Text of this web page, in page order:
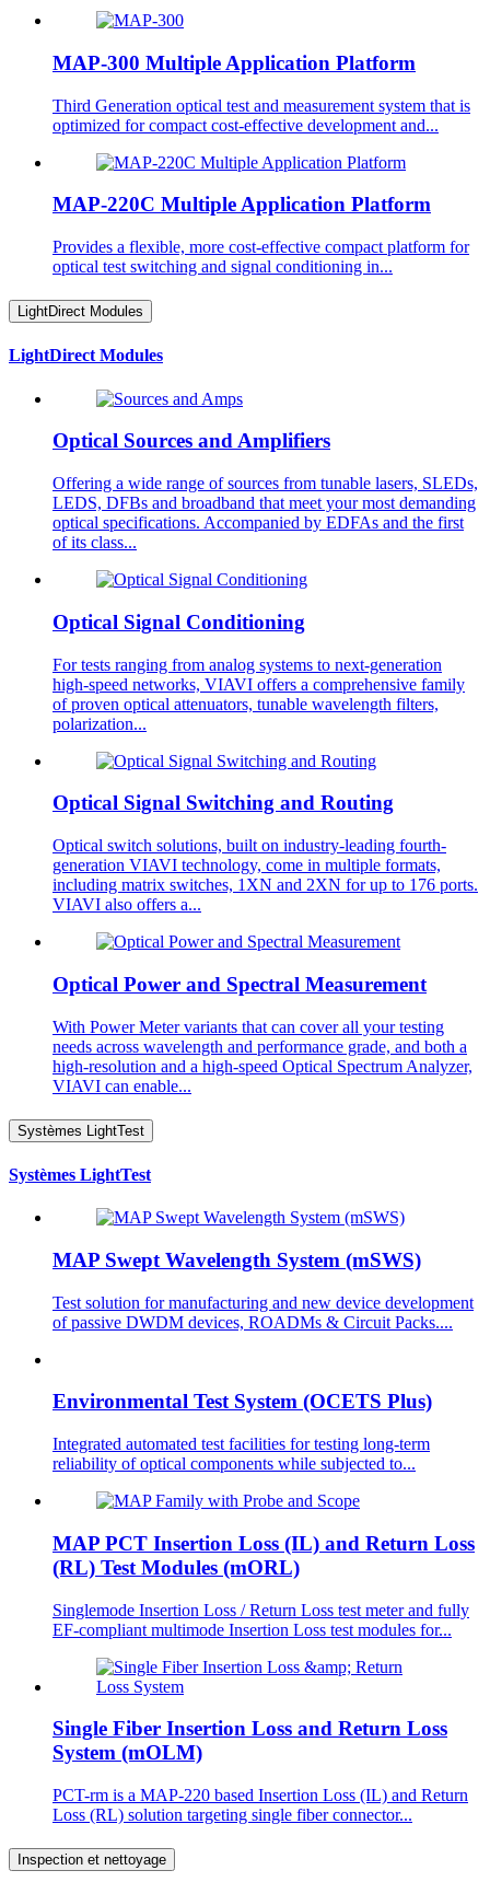
MAP-300 Multiple Application Platform
Third Generation optical test and measurement system that is
optimized for compact cost-effective development and...
MAP-220C Multiple Application Platform
Provides a flexible, more cost-effective compact platform for
optical test switching and signal conditioning in...
LightDirect Modules
LightDirect Modules
Optical Sources and Amplifiers
Offering a wide range of sources from tunable lasers, SLEDs,
LEDS, DFBs and broadband that meet your most demanding
optical specifications. Accompanied by EDFAs and the first
of its class...
Optical Signal Conditioning
For tests ranging from analog systems to next-generation
high-speed networks, VIAVI offers a comprehensive family
of proven optical attenuators, tunable wavelength filters,
polarization...
Optical Signal Switching and Routing
Optical switch solutions, built on industry-leading fourth-
generation VIAVI technology, come in multiple formats,
including matrix switches, 1XN and 2XN for up to 176 ports.
VIAVI also offers a...
Optical Power and Spectral Measurement
With Power Meter variants that can cover all your testing
needs across wavelength and performance grade, and both a
high-resolution and a high-speed Optical Spectrum Analyzer,
VIAVI can enable...
Systèmes LightTest
Systèmes LightTest
MAP Swept Wavelength System (mSWS)
Test solution for manufacturing and new device development
of passive DWDM devices, ROADMs & Circuit Packs....
Environmental Test System (OCETS Plus)
Integrated automated test facilities for testing long-term
reliability of optical components while subjected to...
MAP PCT Insertion Loss (IL) and Return Loss
(RL) Test Modules (mORL)
Singlemode Insertion Loss / Return Loss test meter and fully
EF-compliant multimode Insertion Loss test modules for...
Single Fiber Insertion Loss and Return Loss
System (mOLM)
PCT-rm is a MAP-220 based Insertion Loss (IL) and Return
Loss (RL) solution targeting single fiber connector...
Inspection et nettoyage